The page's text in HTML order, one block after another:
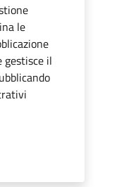
le
gestisce il